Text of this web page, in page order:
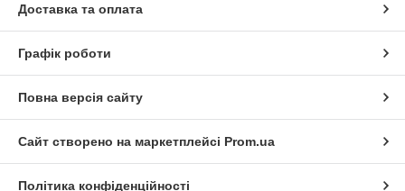
Доставка та оплата
Графік роботи
Повна версія сайту
Сайт створено на маркетплейсі Prom.ua
Політика конфіденційності